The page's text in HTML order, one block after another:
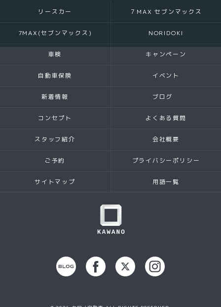
リースカー ７MAX セブンマックス
7MAX(セブンマックス) NORIDOKI
車検 キャンペーン
自動車保険 イベント
新着情報 ブログ
コンセプト よくある質問
スタッフ紹介 会社概要
ご予約 プライバシーポリシー
サイトマップ 用語一覧